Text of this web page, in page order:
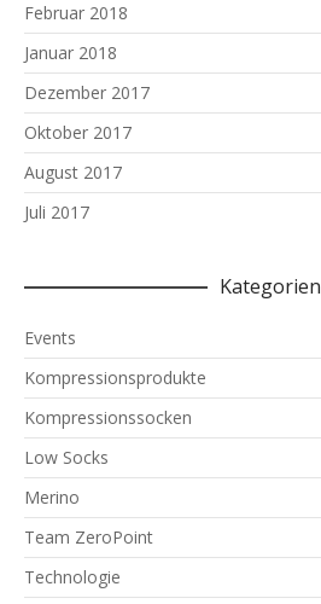
Februar 2018
Januar 2018
Dezember 2017
Oktober 2017
August 2017
Juli 2017
Kategorien
Events
Kompressionsprodukte
Kompressionssocken
Low Socks
Merino
Team ZeroPoint
Technologie